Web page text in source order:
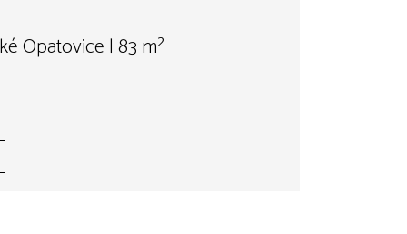
Opatovice | 83 m²